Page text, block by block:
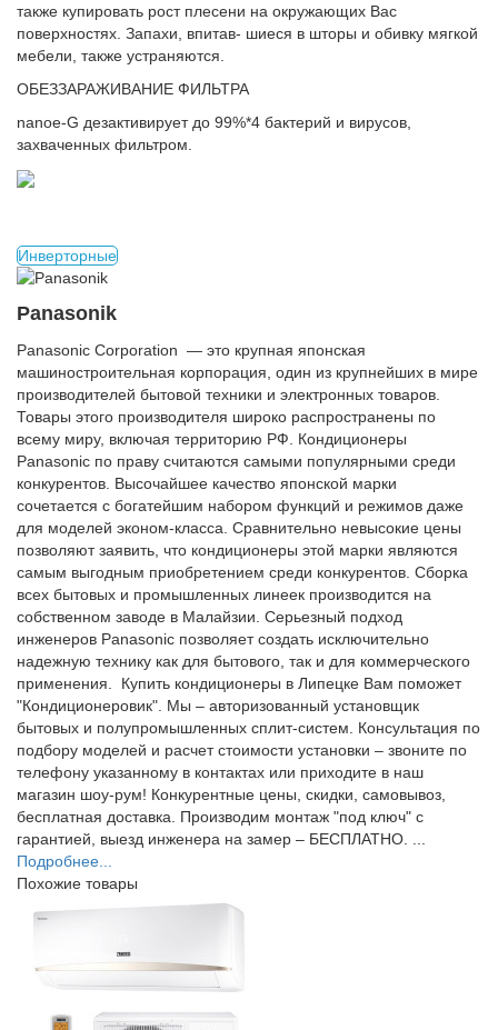
также купировать рост плесени на окружающих Вас
поверхностях. Запахи, впитав- шиеся в шторы и обивку мягкой
мебели, также устраняются.
ОБЕЗЗАРАЖИВАНИЕ ФИЛЬТРА
nanoe-G дезактивирует до 99%*4 бактерий и вирусов,
захваченных фильтром.
Инверторные
Panasonik
Panasonic Corporation — это крупная японская
машиностроительная корпорация, один из крупнейших в мире
производителей бытовой техники и электронных товаров.
Товары этого производителя широко распространены по
всему миру, включая территорию РФ. Кондиционеры
Panasonic по праву считаются самыми популярными среди
конкурентов. Высочайшее качество японской марки
сочетается с богатейшим набором функций и режимов даже
для моделей эконом-класса. Сравнительно невысокие цены
позволяют заявить, что кондиционеры этой марки являются
самым выгодным приобретением среди конкурентов. Сборка
всех бытовых и промышленных линеек производится на
собственном заводе в Малайзии. Серьезный подход
инженеров Panasonic позволяет создать исключительно
надежную технику как для бытового, так и для коммерческого
применения. Купить кондиционеры в Липецке Вам поможет
"Кондиционеровик". Мы – авторизованный установщик
бытовых и полупромышленных сплит-систем. Консультация по
подбору моделей и расчет стоимости установки – звоните по
телефону указанному в контактах или приходите в наш
магазин шоу-рум! Конкурентные цены, скидки, самовывоз,
бесплатная доставка. Производим монтаж "под ключ" с
гарантией, выезд инженера на замер – БЕСПЛАТНО. ...
Подробнее...
Похожие товары